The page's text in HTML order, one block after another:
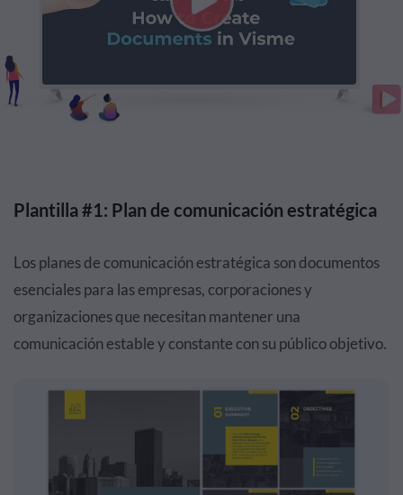
Plantilla #1: Plan de comunicación estratégica
Los planes de comunicación estratégica son documentos
esenciales para las empresas, corporaciones y
organizaciones que necesitan mantener una
comunicación estable y constante con su público objetivo.